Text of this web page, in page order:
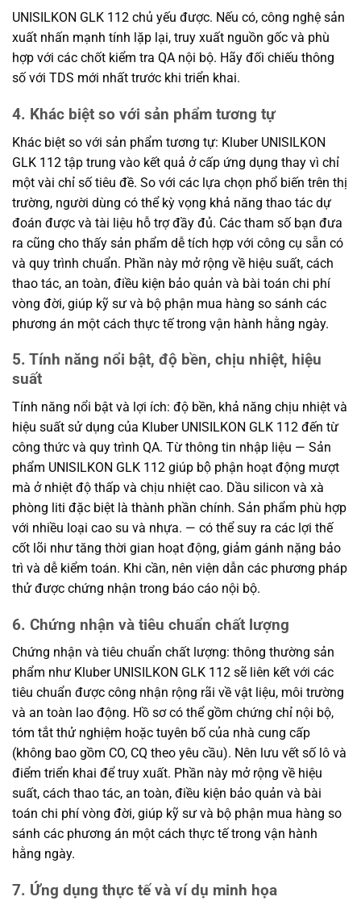
UNISILKON GLK 112 chủ yếu được. Nếu có, công nghệ sản
xuất nhấn mạnh tính lặp lại, truy xuất nguồn gốc và phù
hợp với các chốt kiểm tra QA nội bộ. Hãy đối chiếu thông
số với TDS mới nhất trước khi triển khai.
4. Khác biệt so với sản phẩm tương tự
Khác biệt so với sản phẩm tương tự: Kluber UNISILKON
GLK 112 tập trung vào kết quả ở cấp ứng dụng thay vì chỉ
một vài chỉ số tiêu đề. So với các lựa chọn phổ biến trên thị
trường, người dùng có thể kỳ vọng khả năng thao tác dự
đoán được và tài liệu hỗ trợ đầy đủ. Các tham số bạn đưa
ra cũng cho thấy sản phẩm dễ tích hợp với công cụ sẵn có
và quy trình chuẩn. Phần này mở rộng về hiệu suất, cách
thao tác, an toàn, điều kiện bảo quản và bài toán chi phí
vòng đời, giúp kỹ sư và bộ phận mua hàng so sánh các
phương án một cách thực tế trong vận hành hằng ngày.
5. Tính năng nổi bật, độ bền, chịu nhiệt, hiệu
suất
Tính năng nổi bật và lợi ích: độ bền, khả năng chịu nhiệt và
hiệu suất sử dụng của Kluber UNISILKON GLK 112 đến từ
công thức và quy trình QA. Từ thông tin nhập liệu — Sản
phẩm UNISILKON GLK 112 giúp bộ phận hoạt động mượt
mà ở nhiệt độ thấp và chịu nhiệt cao. Dầu silicon và xà
phòng liti đặc biệt là thành phần chính. Sản phẩm phù hợp
với nhiều loại cao su và nhựa. — có thể suy ra các lợi thế
cốt lõi như tăng thời gian hoạt động, giảm gánh nặng bảo
trì và dễ kiểm toán. Khi cần, nên viện dẫn các phương pháp
thử được chứng nhận trong báo cáo nội bộ.
6. Chứng nhận và tiêu chuẩn chất lượng
Chứng nhận và tiêu chuẩn chất lượng: thông thường sản
phẩm như Kluber UNISILKON GLK 112 sẽ liên kết với các
tiêu chuẩn được công nhận rộng rãi về vật liệu, môi trường
và an toàn lao động. Hồ sơ có thể gồm chứng chỉ nội bộ,
tóm tắt thử nghiệm hoặc tuyên bố của nhà cung cấp
(không bao gồm CO, CQ theo yêu cầu). Nên lưu vết số lô và
điểm triển khai để truy xuất. Phần này mở rộng về hiệu
suất, cách thao tác, an toàn, điều kiện bảo quản và bài
toán chi phí vòng đời, giúp kỹ sư và bộ phận mua hàng so
sánh các phương án một cách thực tế trong vận hành
hằng ngày.
7. Ứng dụng thực tế và ví dụ minh họa